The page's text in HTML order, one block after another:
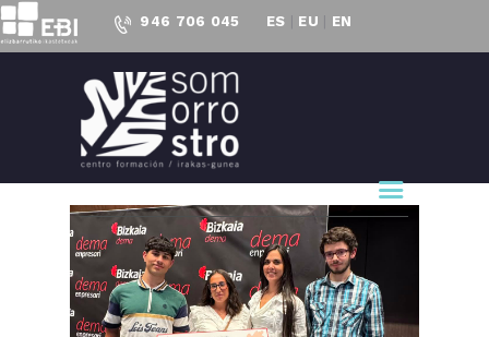
946 706 045 ES EU EN
CENTRO FORMACIÓN
SOMORROSTRO
CF Somorrostro
NUESTRO CENTRO
FORMACIÓN
ACTUALIDAD
PROYECTOS